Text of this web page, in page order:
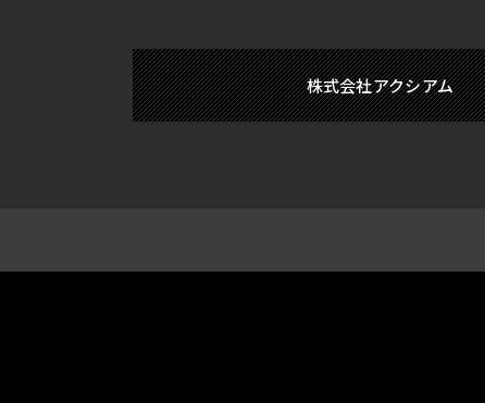
株式会社アクシアム